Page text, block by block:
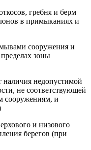
гребня и берм
в примыканиях и
сооружения и
зоны
наличия недопустимой
не соответствующей
сооружениям, и
и низового
берегов (при